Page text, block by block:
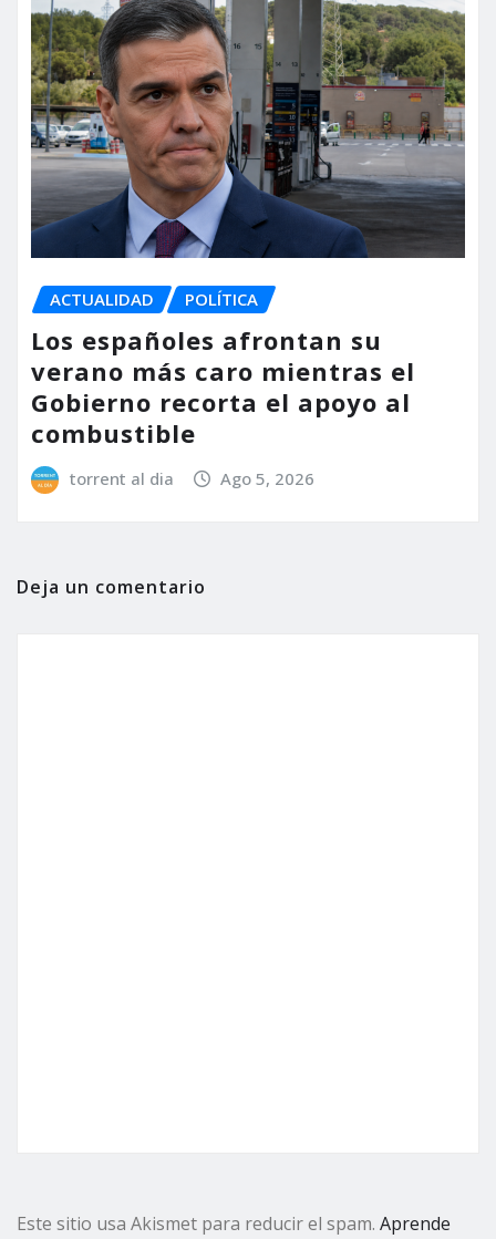
ACTUALIDAD POLÍTICA
Los españoles afrontan su
verano más caro mientras el
Gobierno recorta el apoyo al
combustible
torrent al dia Ago 5, 2026
Deja un comentario
Este sitio usa Akismet para reducir el spam. Aprende